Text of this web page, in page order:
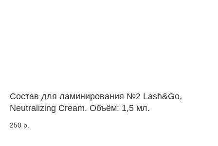
Состав для ламинирования №2 Lash&Go,
Neutralizing Cream. Объём: 1,5 мл.
250 р.